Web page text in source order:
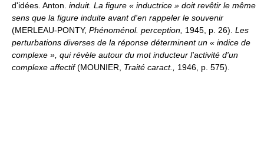
d'idées. Anton. induit. La figure « inductrice » doit revêtir le même
sens que la figure induite avant d'en rappeler le souvenir
(MERLEAU-PONTY, Phénoménol. perception, 1945, p. 26). Les
perturbations diverses de la réponse déterminent un « indice de
complexe », qui révèle autour du mot inducteur l'activité d'un
complexe affectif(MOUNIER, Traité caract., 1946, p. 575).